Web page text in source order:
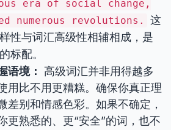
era of social change,
numerous revolutions.
这
性与词汇高级性相辅相成，是
标配。
语境：
高级词汇并非用得越多
用比不用更糟糕。确保你真正理
差别和情感色彩。如果不确定，
更熟悉的、更“安全”的词，也不